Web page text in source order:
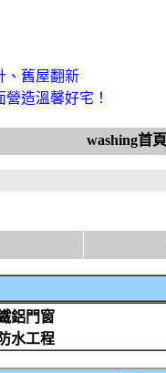
、舊屋翻新
造溫馨好宅！
washing首頁
鋁門窗
防水工程